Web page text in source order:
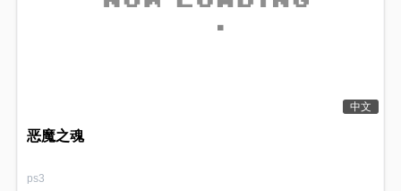
中文
恶魔之魂
ps3